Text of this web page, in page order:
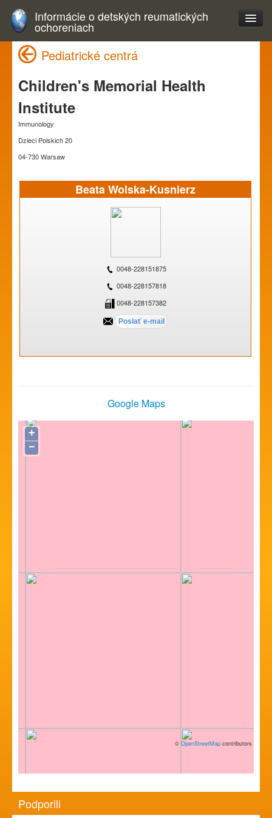
Informácie o detských reumatických
ochoreniach
Pediatrické centrá
Children's Memorial Health
Institute
Immunology
Dzieci Polskich 20
04-730 Warsaw
Beata Wolska-Kusnierz
0048-228151875
0048-228157818
0048-228157382
Google Maps
+
−
© OpenStreetMap contributors
Podporili